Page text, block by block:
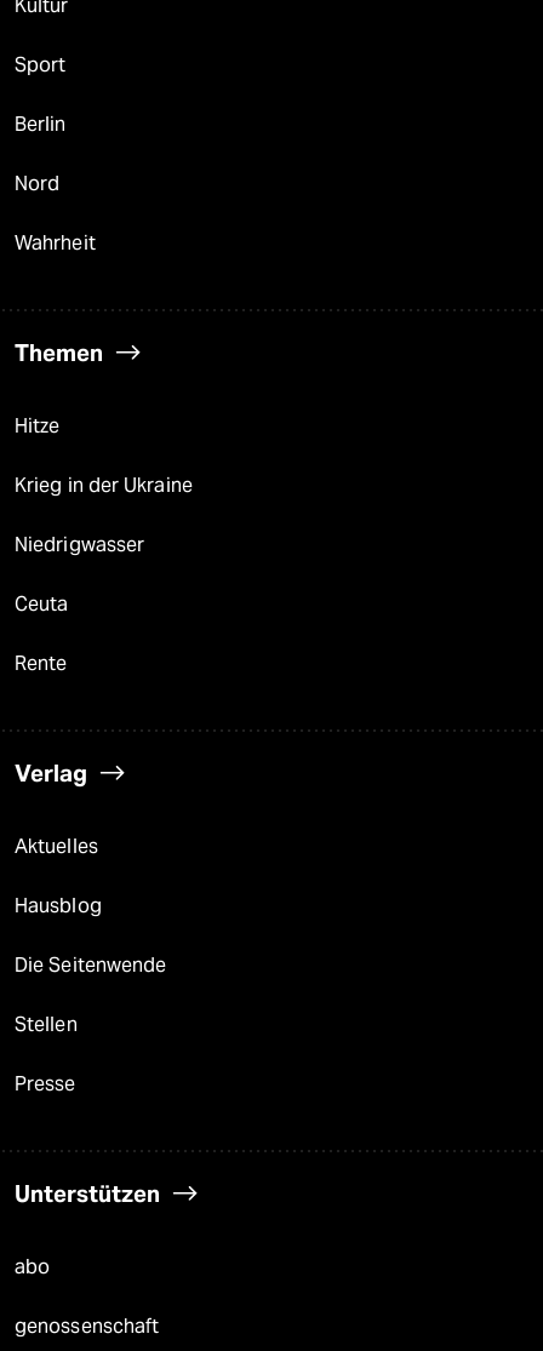
Kultur
Sport
Berlin
Nord
Wahrheit
Themen
Hitze
Krieg in der Ukraine
Niedrigwasser
Ceuta
Rente
Verlag
Aktuelles
Hausblog
Die Seitenwende
Stellen
Presse
Unterstützen
abo
genossenschaft